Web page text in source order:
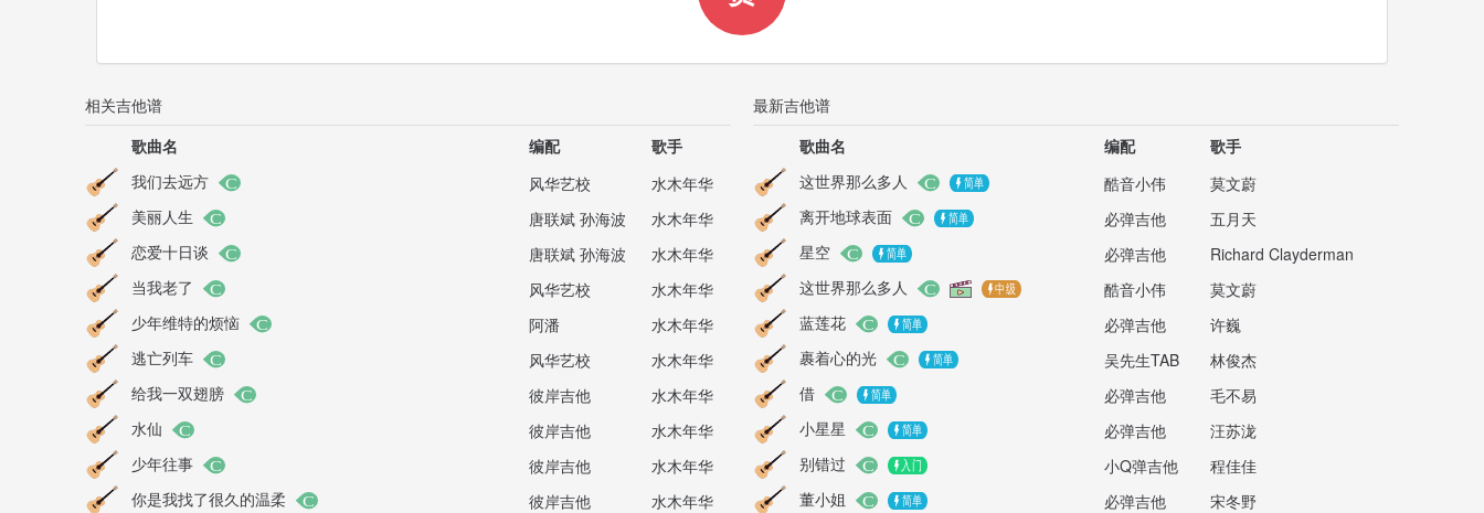
相关吉他谱
歌曲名
编配
歌手
我们去远方
风华艺校
水木年华
美丽人生
唐联斌 孙海波
水木年华
恋爱十日谈
唐联斌 孙海波
水木年华
当我老了
风华艺校
水木年华
少年维特的烦恼
阿潘
水木年华
逃亡列车
风华艺校
水木年华
给我一双翅膀
彼岸吉他
水木年华
水仙
彼岸吉他
水木年华
少年往事
彼岸吉他
水木年华
你是我找了很久的温柔
彼岸吉他
水木年华
最新吉他谱
歌曲名
编配
歌手
这世界那么多人
酷音小伟
莫文蔚
离开地球表面
必弹吉他
五月天
星空
必弹吉他
Richard Clayderman
这世界那么多人
酷音小伟
莫文蔚
蓝莲花
必弹吉他
许巍
裹着心的光
吴先生TAB
林俊杰
借
必弹吉他
毛不易
小星星
必弹吉他
汪苏泷
别错过
小Q弹吉他
程佳佳
董小姐
必弹吉他
宋冬野